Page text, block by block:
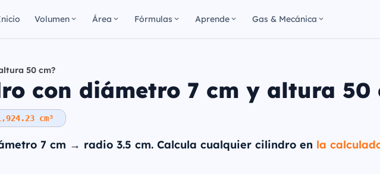
Volumen Área Fórmulas Aprende Gas & Mecánica
50 cm?
con diámetro 7 cm y altura 50
cm³
7 cm → radio 3.5 cm. Calcula cualquier cilindro en la